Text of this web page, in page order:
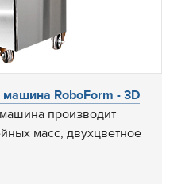
машина RoboForm - 3D
производит
масс, двухцветное